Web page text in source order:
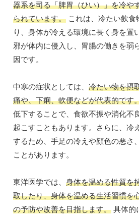
器系を司る「脾胃（ひい）」を冷や
られています。 これは、冷たい飲食
り、身体が冷える環境に長く身を置
邪が体内に侵入し、胃腸の働きを弱
因です。
中寒の症状としては、 冷たい物を摂
痛や、下痢、軟便などが代表的です
低下することで、食欲不振や消化不
起こすこともあります。さらに、冷
するため、手足の冷えや顔色の悪さ
ことがあります。
東洋医学では、 身体を温める性質を
取したり、身体を温める生活習慣を
の予防や改善を目指します。 具体的